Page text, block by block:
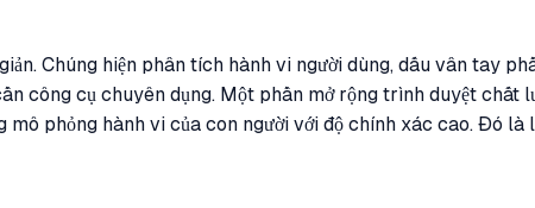
Chúng hiện phân tích hành vi người dùng, dấu vân tay
công cụ chuyên dụng. Một phần mở rộng trình duyệt chất
phỏng hành vi của con người với độ chính xác cao. Đó